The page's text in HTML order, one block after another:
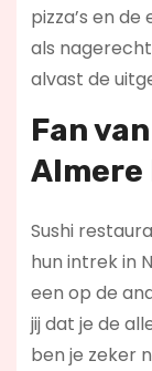
pizza’s en
als
alvast de
Fan
Sushi
hun intrek in
een op de
jij dat je de
ben je zeker